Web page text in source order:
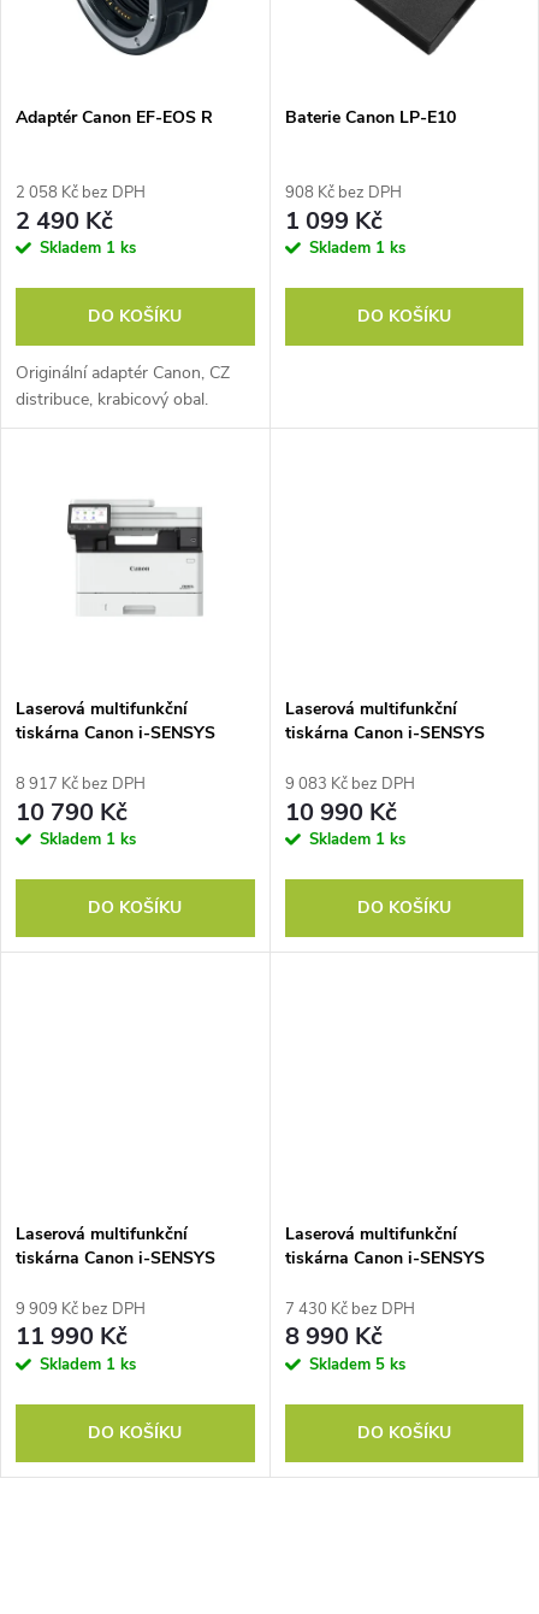
p
r
o
u
k
s
r
o
d
u
Adaptér Canon EF-EOS R
2 058 Kč bez DPH
2 490 Kč
Skladem 1 ks
DO KOŠÍKU
Originální adaptér Canon, CZ
distribuce, krabicový obal.
Baterie Canon LP-E10
908 Kč bez DPH
1 099 Kč
Skladem 1 ks
DO KOŠÍKU
Laserová multifunkční
tiskárna Canon i-SENSYS
8 917 Kč bez DPH
10 790 Kč
Skladem 1 ks
DO KOŠÍKU
Laserová multifunkční
tiskárna Canon i-SENSYS
9 083 Kč bez DPH
10 990 Kč
Skladem 1 ks
DO KOŠÍKU
Laserová multifunkční
tiskárna Canon i-SENSYS
9 909 Kč bez DPH
11 990 Kč
Skladem 1 ks
DO KOŠÍKU
Laserová multifunkční
tiskárna Canon i-SENSYS
7 430 Kč bez DPH
8 990 Kč
Skladem 5 ks
DO KOŠÍKU